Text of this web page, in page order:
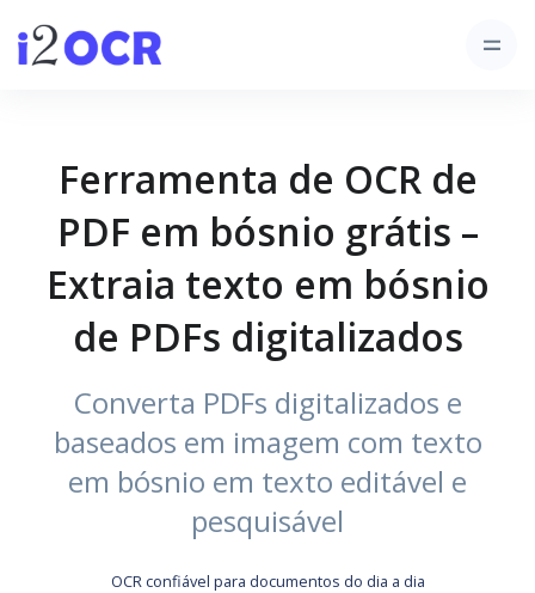
Ferramenta de OCR de
PDF em bósnio grátis –
Extraia texto em bósnio
de PDFs digitalizados
Converta PDFs digitalizados e
baseados em imagem com texto
em bósnio em texto editável e
pesquisável
OCR confiável para documentos do dia a dia